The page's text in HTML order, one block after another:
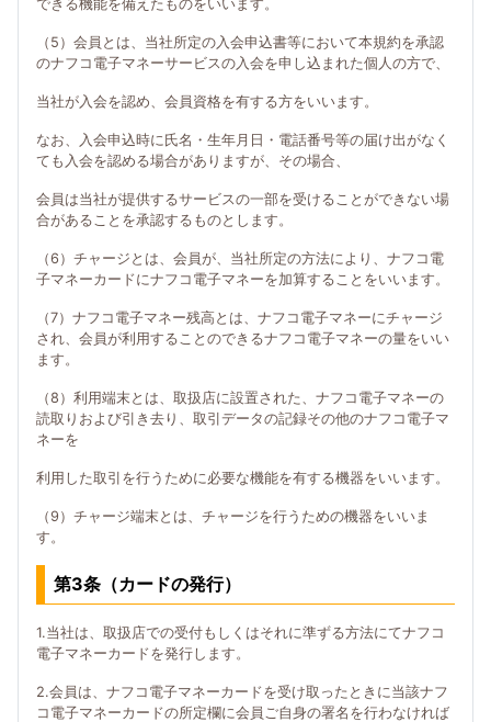
できる機能を備えたものをいいます。
（5）会員とは、当社所定の入会申込書等において本規約を承認
のナフコ電子マネーサービスの入会を申し込まれた個人の方で、
当社が入会を認め、会員資格を有する方をいいます。
なお、入会申込時に氏名・生年月日・電話番号等の届け出がなく
ても入会を認める場合がありますが、その場合、
会員は当社が提供するサービスの一部を受けることができない場
合があることを承認するものとします。
（6）チャージとは、会員が、当社所定の方法により、ナフコ電
子マネーカードにナフコ電子マネーを加算することをいいます。
（7）ナフコ電子マネー残高とは、ナフコ電子マネーにチャージ
され、会員が利用することのできるナフコ電子マネーの量をいい
ます。
（8）利用端末とは、取扱店に設置された、ナフコ電子マネーの
読取りおよび引き去り、取引データの記録その他のナフコ電子マ
ネーを
利用した取引を行うために必要な機能を有する機器をいいます。
（9）チャージ端末とは、チャージを行うための機器をいいま
す。
第3条（カードの発行）
1.当社は、取扱店での受付もしくはそれに準ずる方法にてナフコ
電子マネーカードを発行します。
2.会員は、ナフコ電子マネーカードを受け取ったときに当該ナフ
コ電子マネーカードの所定欄に会員ご自身の署名を行わなければ